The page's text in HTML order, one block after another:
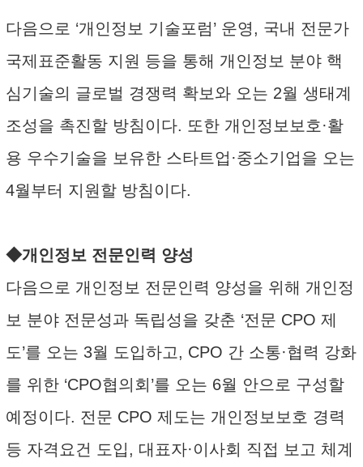
다음으로 ‘개인정보 기술포럼’ 운영, 국내 전문가
국제표준활동 지원 등을 통해 개인정보 분야 핵
심기술의 글로벌 경쟁력 확보와 오는 2월 생태계
조성을 촉진할 방침이다. 또한 개인정보보호·활
용 우수기술을 보유한 스타트업·중소기업을 오는
4월부터 지원할 방침이다.
◆개인정보 전문인력 양성
다음으로 개인정보 전문인력 양성을 위해 개인정
보 분야 전문성과 독립성을 갖춘 ‘전문 CPO 제
도’를 오는 3월 도입하고, CPO 간 소통·협력 강화
를 위한 ‘CPO협의회’를 오는 6월 안으로 구성할
예정이다. 전문 CPO 제도는 개인정보보호 경력
등 자격요건 도입, 대표자·이사회 직접 보고 체계